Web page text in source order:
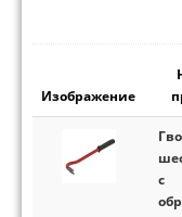
Изображение
с